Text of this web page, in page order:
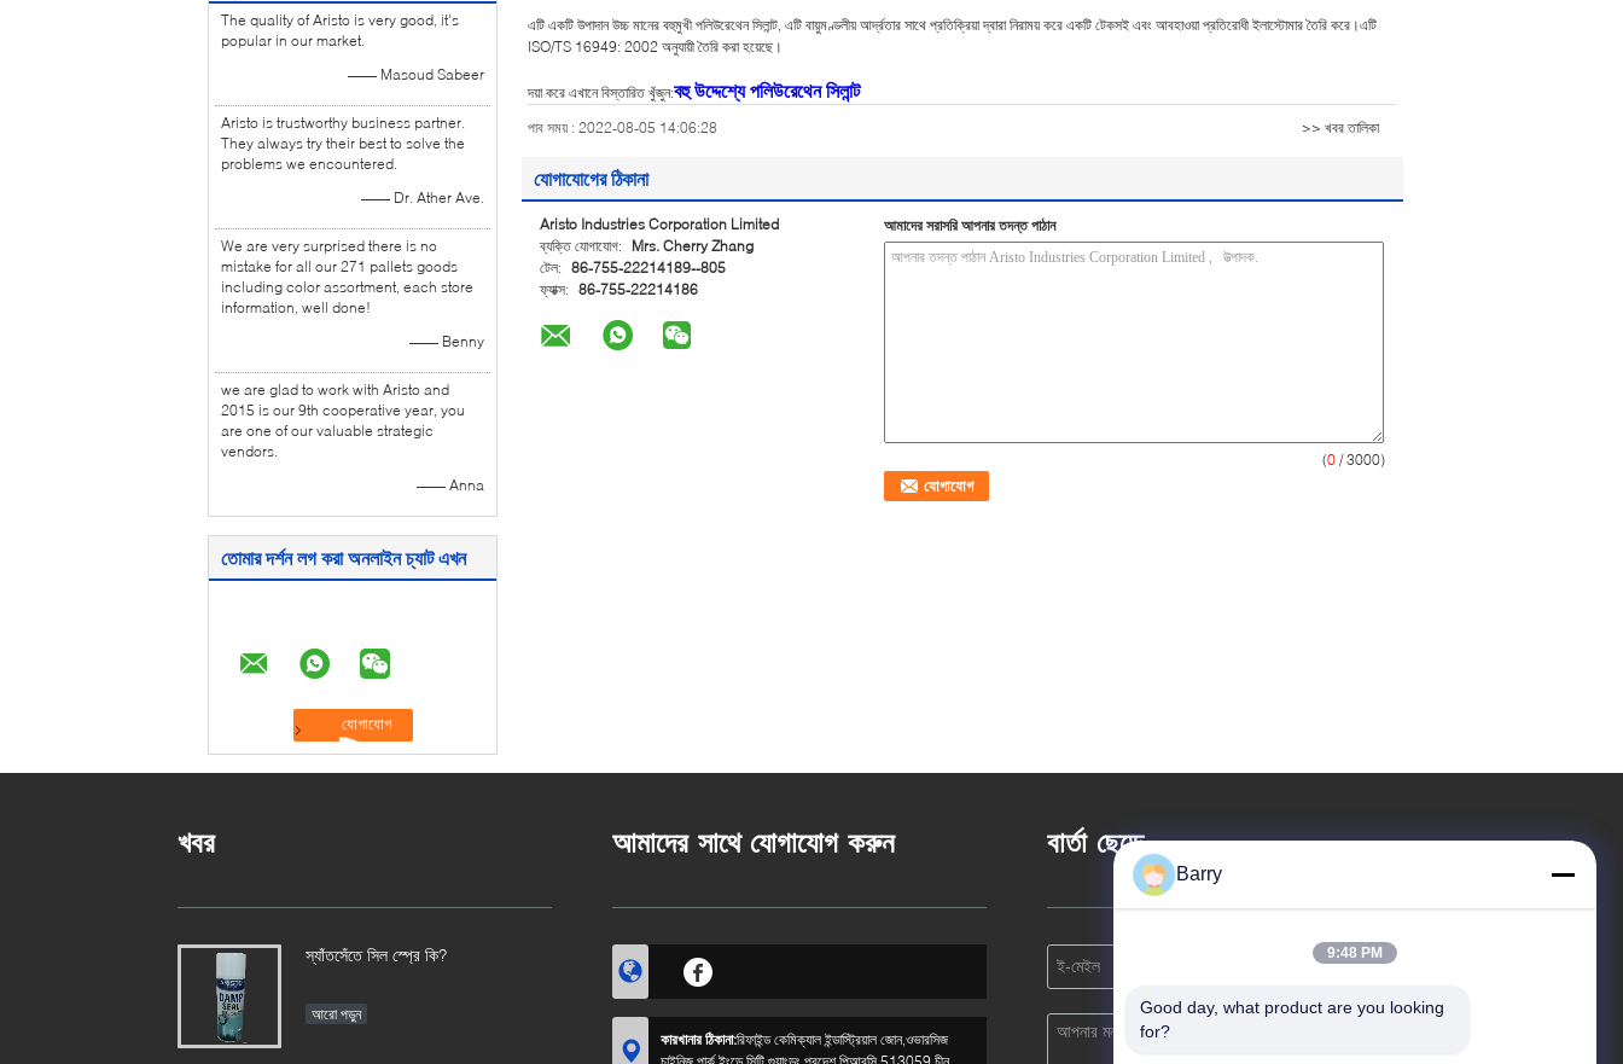
The quality of Aristo is very good, it's
popular in our market.
—— Masoud Sabeer
Aristo is trustworthy business partner.
They always try their best to solve the
problems we encountered.
—— Dr. Ather Ave.
We are very surprised there is no
mistake for all our 271 pallets goods
including color assortment, each store
information, well done!
—— Benny
we are glad to work with Aristo and
2015 is our 9th cooperative year, you
are one of our valuable strategic
vendors.
—— Anna
তোমার দর্শন লগ করা অনলাইন চ্যাট এখন
এটি একটি উপাদান উচ্চ মানের বহুমুখী পলিউরেথেন সিলান্ট, এটি বায়ুমণ্ডলীয় আর্দ্রতার সাথে প্রতিক্রিয়া দ্বারা নিরাময় করে একটি টেকসই এবং আবহাওয়া প্রতিরোধী ইলাস্টোমার তৈরি করে।এটি
ISO/TS 16949: 2002 অনুযায়ী তৈরি করা হয়েছে।
দয়া করে এখানে বিস্তারিত খুঁজুন:বহু উদ্দেশ্যে পলিউরেথেন সিলান্ট
পাব সময় : 2022-08-05 14:06:28 >> খবর তালিকা
যোগাযোগের ঠিকানা
Aristo Industries Corporation Limited
ব্যক্তি যোগাযোগ:
Mrs. Cherry Zhang
টেল: 86-755-22214189--805
ফ্যাক্স: 86-755-22214186
আমাদের সরাসরি আপনার তদন্ত পাঠান
(0 / 3000)
খবর
স্যাঁতসেঁতে সিল স্প্রে কি?
আরো পড়ুন
আমাদের সাথে যোগাযোগ করুন
কারখানার ঠিকানা:রিফাইন্ড কেমিক্যাল ইন্ডাস্ট্রিয়াল জোন,ওভারসিজ
বার্তা ছেড়ে
Barry
9:48 PM
Good day, what product are you looking
for?